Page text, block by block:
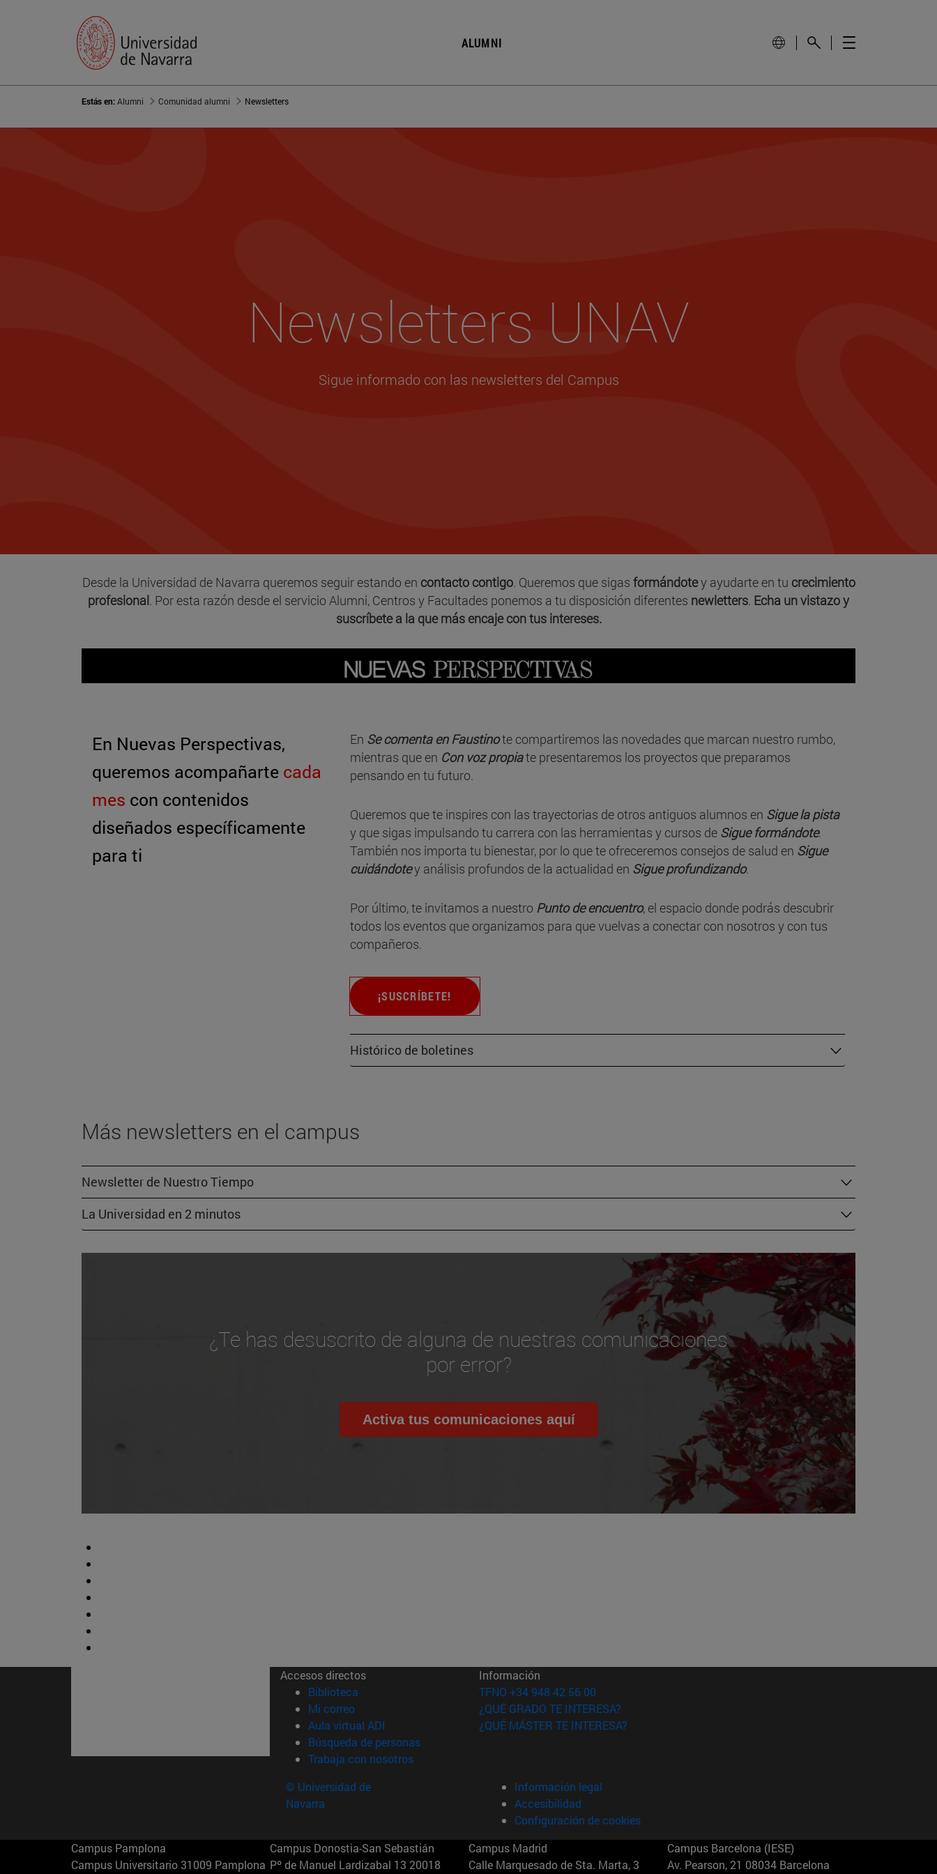
ALUMNI
Estás en:Alumni Comunidad alumni Newsletters
Newsletters UNAV
Sigue informado con las newsletters del Campus
Desde la Universidad de Navarra queremos seguir estando en contacto contigo. Queremos que sigas formándotey ayudarte en tu crecimiento
profesional. Por esta razón desde el servicio Alumni, Centros y Facultades ponemos a tu disposición diferentes newletters. Echa un vistazo y
suscríbete a la que más encaje con tus intereses.
En Nuevas Perspectivas,
queremos acompañarte cada
mes con contenidos
diseñados específicamente
para ti
En Se comenta en Faustinote compartiremos las novedades que marcan nuestro rumbo,
mientras que en Con voz propiate presentaremos los proyectos que preparamos
pensando en tu futuro.
Queremos que te inspires con las trayectorias de otros antiguos alumnos en Sigue la pista
y que sigas impulsando tu carrera con las herramientas y cursos de Sigue formándote.
También nos importa tu bienestar, por lo que te ofreceremos consejos de salud en Sigue
cuidándotey análisis profundos de la actualidad en Sigue profundizando.
Por último, te invitamos a nuestro Punto de encuentro, el espacio donde podrás descubrir
todos los eventos que organizamos para que vuelvas a conectar con nosotros y con tus
compañeros.
¡SUSCRÍBETE!
Histórico de boletines
Más newsletters en el campus
Newsletter de Nuestro Tiempo
La Universidad en 2 minutos
¿Te has desuscrito de alguna de nuestras comunicaciones
por error?
Activa tus comunicaciones aquí
Accesos directos
Biblioteca (abre en nueva ventana)
Mi correo(abre en nueva ventana)
Aula virtual ADI (abre en nueva ventana)
Búsqueda de personas(abre en nueva ventana)
Trabaja con nosotros(abre en nueva ventana)
Información
TFNO +34 948 42 56 00
¿QUÉ GRADO TE INTERESA?
¿QUÉ MÁSTER TE INTERESA?
© Universidad de
Navarra
Información legal
Accesibilidad
Configuración de cookies
Campus Pamplona
Campus Universitario 31009 Pamplona
Campus Donostia-San Sebastián
Pº de Manuel Lardizabal 13 20018
Campus Madrid
Calle Marquesado de Sta. Marta, 3
Campus Barcelona (IESE)
Av. Pearson, 21 08034 Barcelona